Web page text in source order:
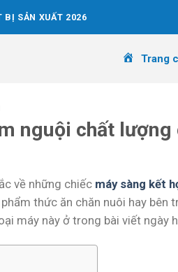
BỊ SẢN XUẤT 2026
Trang
nguội chất lượng
về những chiếc máy sàng kết
thức ăn chăn nuôi hay bên
máy này ở trong bài viết ngày